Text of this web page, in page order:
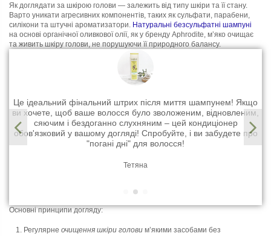
Як доглядати за шкірою голови — залежить від типу шкіри та її стану.
Варто уникати агресивних компонентів, таких як сульфати, парабени,
силікони та штучні ароматизатори. Натуральні безсульфатні шампуні
на основі органічної оливкової олії, як у бренду Aphrodite, м’яко очищає
та живить шкіру голови, не порушуючи її природного балансу.
Це ідеальний фінальний штрих після миття шампунем! Якщо
ви хочете, щоб ваше волосся було зволоженим, відновленим,
сяючим і бездоганно слухняним – цей кондиціонер
обов'язковий у вашому догляді! Спробуйте, і ви забудете про
"погані дні" для волосся!
Тетяна
Основні принципи догляду:
Регулярне очищення шкіри голови м’якими засобами без